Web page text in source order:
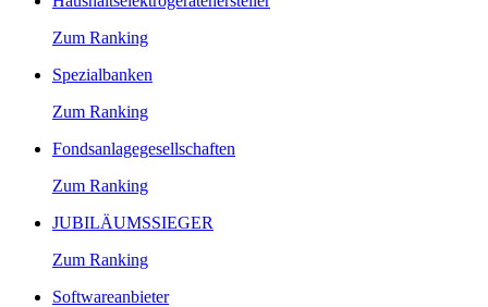
Zum Ranking
Spezialbanken
Zum Ranking
Fondsanlagegesellschaften
Zum Ranking
JUBILÄUMSSIEGER
Zum Ranking
Softwareanbieter